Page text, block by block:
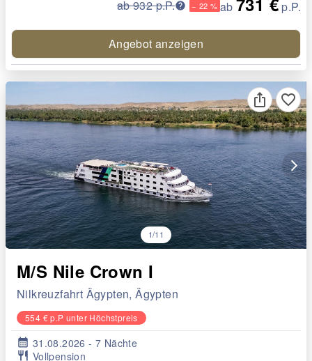
ab 932 p.P. − 22 % ab p.P.
Angebot anzeigen
arrow_forward_ios
1/11
favorite_border
M/S Nile Crown I
Nilkreuzfahrt Ägypten, Ägypten
554 € p.P unter Höchstpreis
calendar_month 31.08.2026 - 7 Nächte
restaurant Vollpension